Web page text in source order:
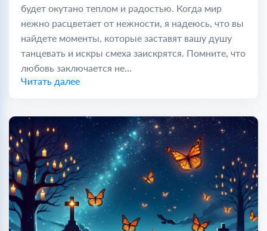
будет окутано теплом и радостью. Когда мир
нежно расцветает от нежности, я надеюсь, что вы
найдете моменты, которые заставят вашу душу
танцевать и искры смеха заискрятся. Помните, что
любовь заключается не...
Читать далее